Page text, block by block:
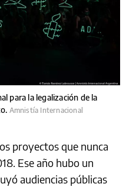
para la legalización de la
Amnistía Internacional
proyectos que nunca
Ese año hubo un
audiencias públicas